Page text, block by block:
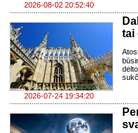
2026-08-02 20:52:40
2026-07-24 19:34:20
tai